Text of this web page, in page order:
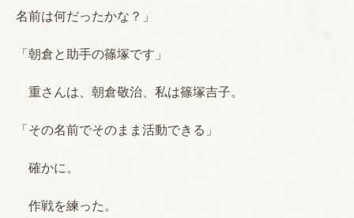
名前は何だったかな？」
「朝倉と助手の篠塚です」
重さんは、朝倉敬治、私は篠塚吉子。
「その名前でそのまま活動できる」
確かに。
作戦を練った。